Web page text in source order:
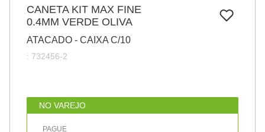
CANETA KIT MAX FINE
0.4MM VERDE OLIVA
ATACADO - CAIXA C/10
: 732456-2
NO VAREJO
PAGUE
pincel